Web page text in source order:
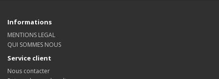
Informations
MENTIONS LEGAL
QUI SOMMES NOUS
Service client
Nous contacter